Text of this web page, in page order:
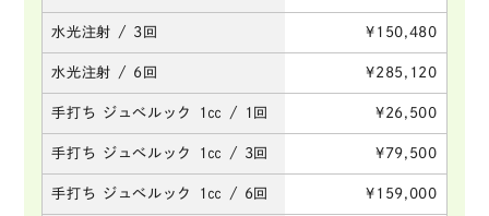
水光注射 / 3回 ¥150,480
水光注射 / 6回 ¥285,120
手打ち ジュべルック 1㏄ / 1回 ¥26,500
手打ち ジュべルック 1㏄ / 3回 ¥79,500
手打ち ジュべルック 1㏄ / 6回 ¥159,000